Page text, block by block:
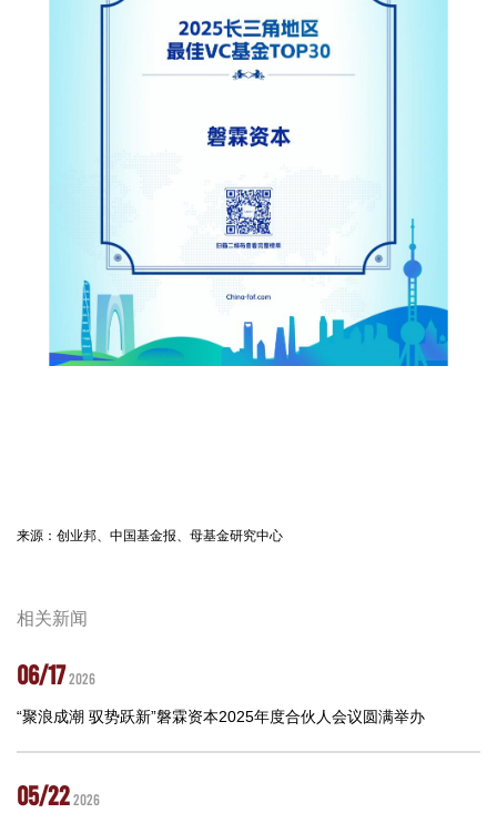
来源：创业邦、中国基金报、母基金研究中心
相关新闻
06/172026
“聚浪成潮 驭势跃新”磐霖资本2025年度合伙人会议圆满举办
05/222026